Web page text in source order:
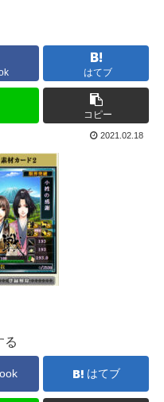
はてブ
コピー
2021.02.18
る
はてブ